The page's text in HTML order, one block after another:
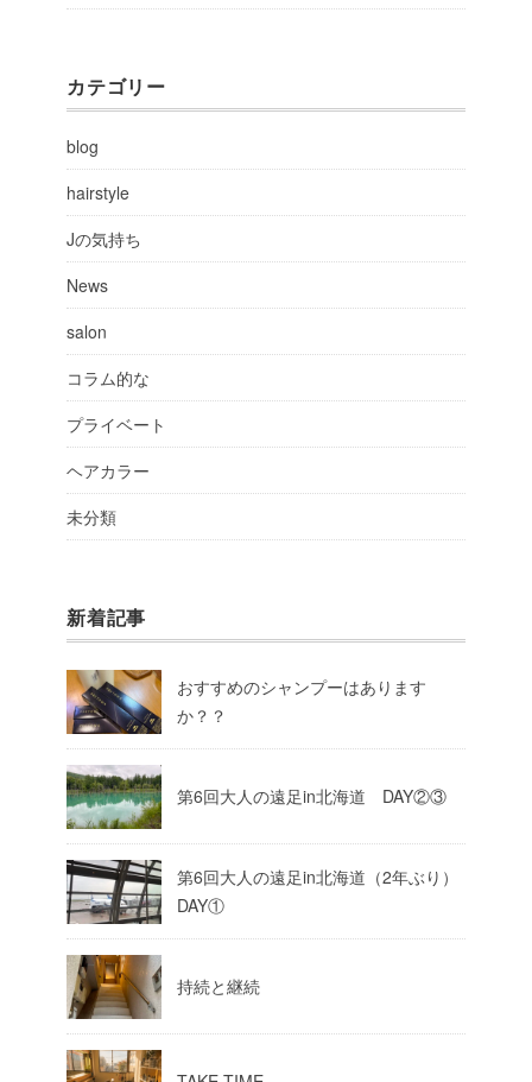
カテゴリー
blog
hairstyle
Jの気持ち
News
salon
コラム的な
プライベート
ヘアカラー
未分類
新着記事
おすすめのシャンプーはあります
か？？
第6回大人の遠足in北海道 DAY②③
第6回大人の遠足in北海道（2年ぶり）
DAY①
持続と継続